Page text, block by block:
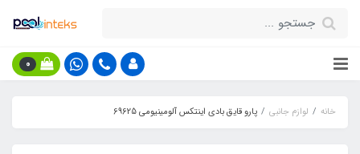
0
خانه لوازم جانبی پارو قایق بادی اینتکس آلومینیومی 69625